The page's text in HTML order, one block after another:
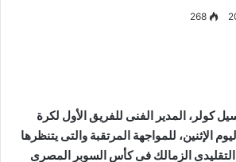
268
كولر، المدير الفنى للفريق الأول لكرة
الإثنين، للمواجهة المرتقبة والتى يتنظرها
التقليدى الزمالك فى كأس السوبر المصرى